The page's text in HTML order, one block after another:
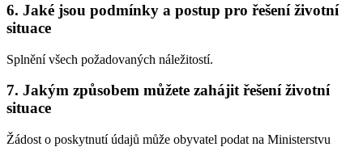
6. Jaké jsou podmínky a postup pro řešení životní
situace
Splnění všech požadovaných náležitostí.
7. Jakým způsobem můžete zahájit řešení životní
situace
Žádost o poskytnutí údajů může obyvatel podat na Ministerstvu